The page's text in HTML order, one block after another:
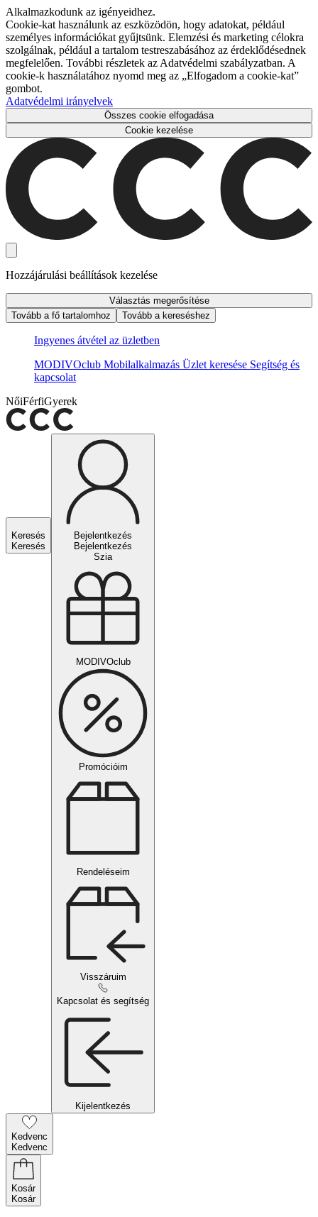
Alkalmazkodunk az igényeidhez.
Cookie-kat használunk az eszközödön, hogy adatokat, például
személyes információkat gyűjtsünk. Elemzési és marketing célokra
szolgálnak, például a tartalom testreszabásához az érdeklődésednek
megfelelően. További részletek az Adatvédelmi szabályzatban. A
cookie-k használatához nyomd meg az „Elfogadom a cookie-kat”
gombot.
Adatvédelmi irányelvek
Összes cookie elfogadása
Cookie kezelése
Hozzájárulási beállítások kezelése
Választás megerősítése
Tovább a fő tartalomhoz
Tovább a kereséshez
Ingyenes átvétel az üzletben
MODIVOclub Mobilalkalmazás Üzlet keresése Segítség és
kapcsolat
NőiFérfiGyerek
Keresés
Keresés
Bejelentkezés
Bejelentkezés
Szia
MODIVOclub
Promócióim
Rendeléseim
Visszáruim
Kapcsolat és segítség
Kijelentkezés
Kedvenc
Kedvenc
Kosár
Kosár